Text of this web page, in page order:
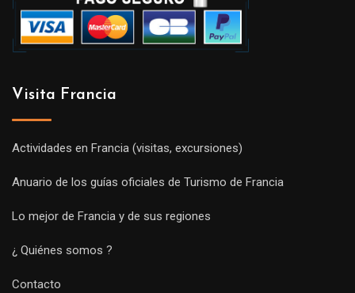
Visita Francia
Actividades en Francia (visitas, excursiones)
Anuario de los guías oficiales de Turismo de Francia
Lo mejor de Francia y de sus regiones
¿ Quiénes somos ?
Contacto